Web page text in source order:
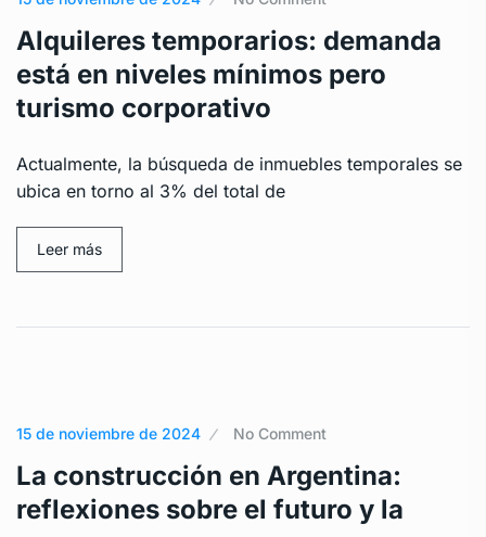
Alquileres temporarios: demanda
está en niveles mínimos pero
turismo corporativo
Actualmente, la búsqueda de inmuebles temporales se
ubica en torno al 3% del total de
Leer más
15 de noviembre de 2024 No Comment
La construcción en Argentina:
reflexiones sobre el futuro y la